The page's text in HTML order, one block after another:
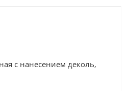
с нанесением деколь,